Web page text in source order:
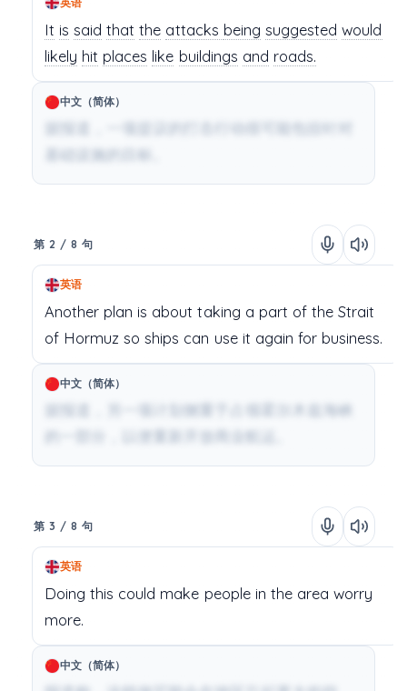
It is said that the attacks being suggested would
likely hit places like buildings and roads.
中文（简体）
据报道，一项提议的打击行动很可能包括针对
基础设施的目标。
第 2 / 8 句
英语
Another plan is about taking a part of the Strait
of Hormuz so ships can use it again for business.
中文（简体）
据报道，另一项计划侧重于占领霍尔木兹海峡
的一部分，以便重新开放商业航运。
第 3 / 8 句
英语
Doing this could make people in the area worry
more.
中文（简体）